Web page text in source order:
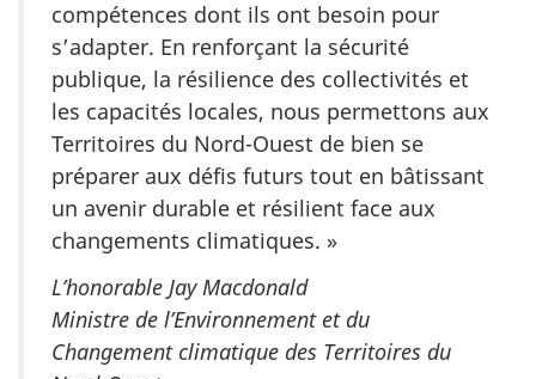
compétences dont ils ont besoin pour
s’adapter. En renforçant la sécurité
publique, la résilience des collectivités et
les capacités locales, nous permettons aux
Territoires du Nord-Ouest de bien se
préparer aux défis futurs tout en bâtissant
un avenir durable et résilient face aux
changements climatiques. »
L’honorable Jay Macdonald
Ministre de l’Environnement et du
Changement climatique des Territoires du